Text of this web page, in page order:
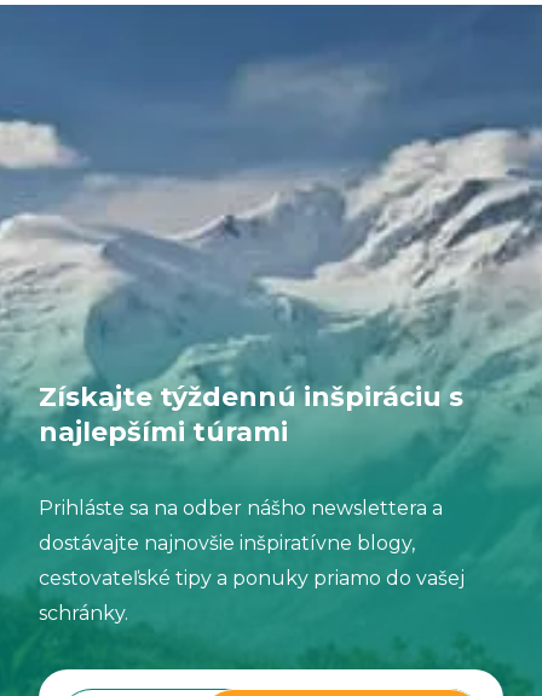
Získajte týždennú inšpiráciu s
najlepšími túrami
Prihláste sa na odber nášho newslettera a
dostávajte najnovšie inšpiratívne blogy,
cestovateľské tipy a ponuky priamo do vašej
schránky.